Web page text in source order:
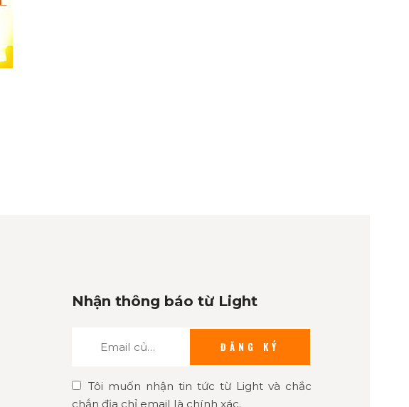
Nhận thông báo từ Light
ĐĂNG KÝ
Tôi muốn nhận tin tức từ Light và chắc
chắn địa chỉ email là chính xác.